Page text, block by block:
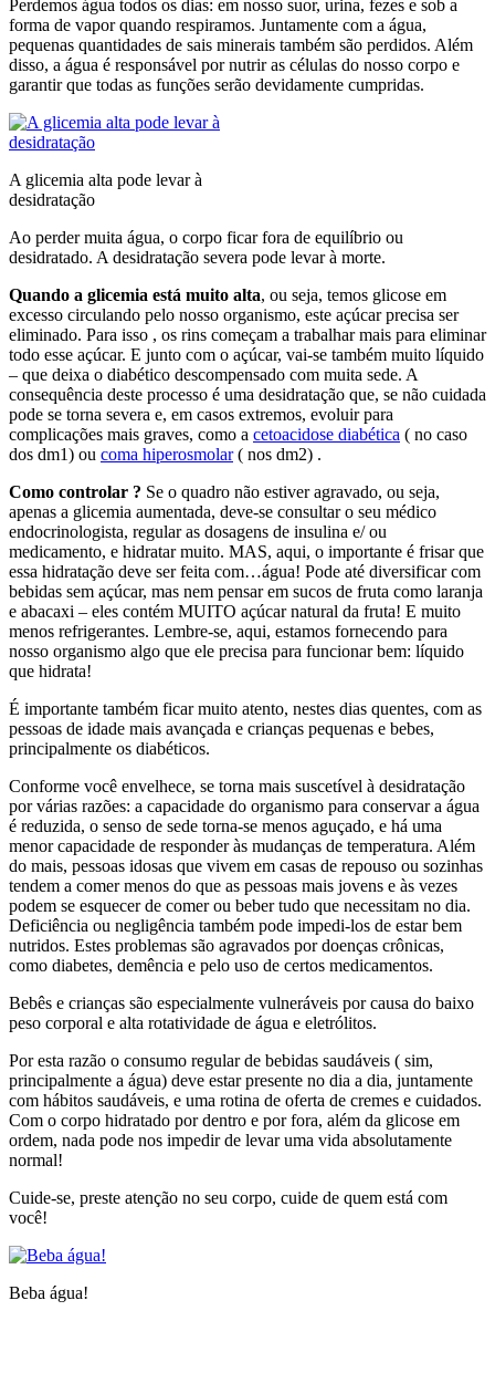
Perdemos água todos os dias: em nosso suor, urina, fezes e sob a
forma de vapor quando respiramos. Juntamente com a água,
pequenas quantidades de sais minerais também são perdidos. Além
disso, a água é responsável por nutrir as células do nosso corpo e
garantir que todas as funções serão devidamente cumpridas.
A glicemia alta pode levar à
desidratação
Ao perder muita água, o corpo ficar fora de equilíbrio ou
desidratado. A desidratação severa pode levar à morte.
Quando a glicemia está muito alta, ou seja, temos glicose em
excesso circulando pelo nosso organismo, este açúcar precisa ser
eliminado. Para isso , os rins começam a trabalhar mais para eliminar
todo esse açúcar. E junto com o açúcar, vai-se também muito líquido
– que deixa o diabético descompensado com muita sede. A
consequência deste processo é uma desidratação que, se não cuidada
pode se torna severa e, em casos extremos, evoluir para
complicações mais graves, como a cetoacidose diabética ( no caso
dos dm1) ou coma hiperosmolar( nos dm2) .
Como controlar ? Se o quadro não estiver agravado, ou seja,
apenas a glicemia aumentada, deve-se consultar o seu médico
endocrinologista, regular as dosagens de insulina e/ ou
medicamento, e hidratar muito. MAS, aqui, o importante é frisar que
essa hidratação deve ser feita com…água! Pode até diversificar com
bebidas sem açúcar, mas nem pensar em sucos de fruta como laranja
e abacaxi – eles contém MUITO açúcar natural da fruta! E muito
menos refrigerantes. Lembre-se, aqui, estamos fornecendo para
nosso organismo algo que ele precisa para funcionar bem: líquido
que hidrata!
É importante também ficar muito atento, nestes dias quentes, com as
pessoas de idade mais avançada e crianças pequenas e bebes,
principalmente os diabéticos.
Conforme você envelhece, se torna mais suscetível à desidratação
por várias razões: a capacidade do organismo para conservar a água
é reduzida, o senso de sede torna-se menos aguçado, e há uma
menor capacidade de responder às mudanças de temperatura. Além
do mais, pessoas idosas que vivem em casas de repouso ou sozinhas
tendem a comer menos do que as pessoas mais jovens e às vezes
podem se esquecer de comer ou beber tudo que necessitam no dia.
Deficiência ou negligência também pode impedi-los de estar bem
nutridos. Estes problemas são agravados por doenças crônicas,
como diabetes, demência e pelo uso de certos medicamentos.
Bebês e crianças são especialmente vulneráveis por causa do baixo
peso corporal e alta rotatividade de água e eletrólitos.
Por esta razão o consumo regular de bebidas saudáveis ( sim,
principalmente a água) deve estar presente no dia a dia, juntamente
com hábitos saudáveis, e uma rotina de oferta de cremes e cuidados.
Com o corpo hidratado por dentro e por fora, além da glicose em
ordem, nada pode nos impedir de levar uma vida absolutamente
normal!
Cuide-se, preste atenção no seu corpo, cuide de quem está com
você!
Beba água!